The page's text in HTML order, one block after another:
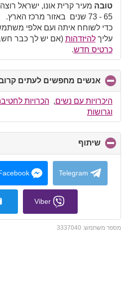
collapse
contents
טובה מעיר קרית אונו, ישראל
65 - 73 שנים באזור מרכז הארץ.
כדי לשוחח איתה ועם אלפי
עליךלהיזדהות (אם יש לך כבר
כרטיס חדש.
אנשים מחפשים לעתים
היכרויות עם נשים, הכרויות לחטיבה
וגרושות
שיתוף
to
collapse
contents
Telegram
Viber
מספר משתמש: 3337040